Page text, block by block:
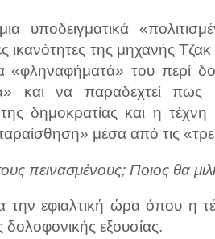
υποδειγματικά
ικανότητες της μηχανής
του περί
και να παραδεχτεί πως
δημοκρατίας και η
μέσα από τις
πεινασμένους; Ποιος θα
την εφιαλτική ώρα όπου η
δολοφονικής εξουσίας.